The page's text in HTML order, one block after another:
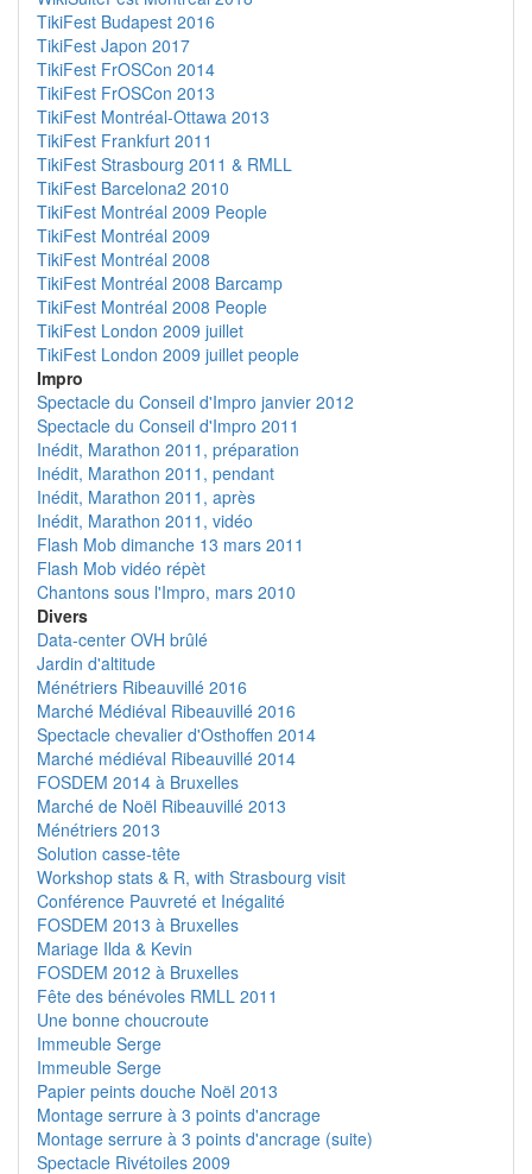
TikiFest Budapest 2016
TikiFest Japon 2017
TikiFest FrOSCon 2014
TikiFest FrOSCon 2013
TikiFest Montréal-Ottawa 2013
TikiFest Frankfurt 2011
TikiFest Strasbourg 2011 & RMLL
TikiFest Barcelona2 2010
TikiFest Montréal 2009 People
TikiFest Montréal 2009
TikiFest Montréal 2008
TikiFest Montréal 2008 Barcamp
TikiFest Montréal 2008 People
TikiFest London 2009 juillet
TikiFest London 2009 juillet people
Impro
Spectacle du Conseil d'Impro janvier 2012
Spectacle du Conseil d'Impro 2011
Inédit, Marathon 2011, préparation
Inédit, Marathon 2011, pendant
Inédit, Marathon 2011, après
Inédit, Marathon 2011, vidéo
Flash Mob dimanche 13 mars 2011
Flash Mob vidéo répèt
Chantons sous l'Impro, mars 2010
Divers
Data-center OVH brûlé
Jardin d'altitude
Ménétriers Ribeauvillé 2016
Marché Médiéval Ribeauvillé 2016
Spectacle chevalier d'Osthoffen 2014
Marché médiéval Ribeauvillé 2014
FOSDEM 2014 à Bruxelles
Marché de Noël Ribeauvillé 2013
Ménétriers 2013
Solution casse-tête
Workshop stats & R, with Strasbourg visit
Conférence Pauvreté et Inégalité
FOSDEM 2013 à Bruxelles
Mariage Ilda & Kevin
FOSDEM 2012 à Bruxelles
Fête des bénévoles RMLL 2011
Une bonne choucroute
Immeuble Serge
Immeuble Serge
Papier peints douche Noël 2013
Montage serrure à 3 points d'ancrage
Montage serrure à 3 points d'ancrage (suite)
Spectacle Rivétoiles 2009